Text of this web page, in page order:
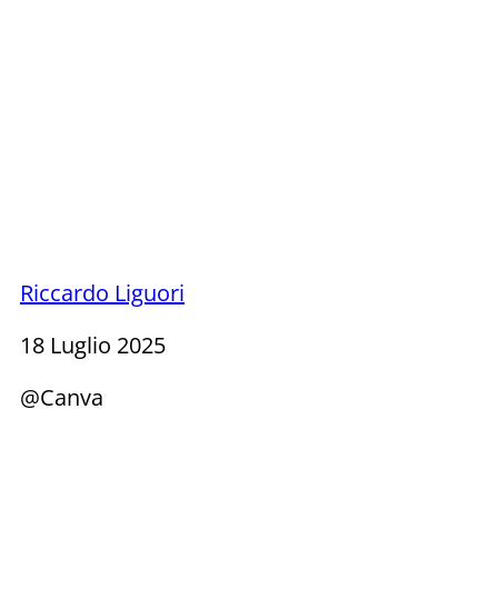
Riccardo Liguori
18 Luglio 2025
@Canva